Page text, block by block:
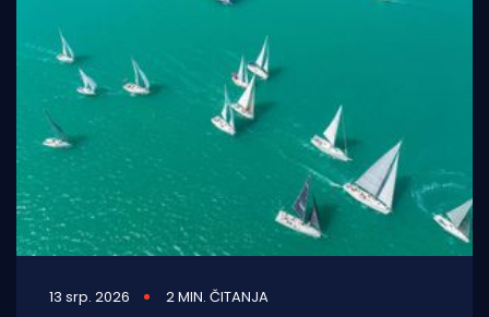
13 srp. 2026 2 MIN. ČITANJA